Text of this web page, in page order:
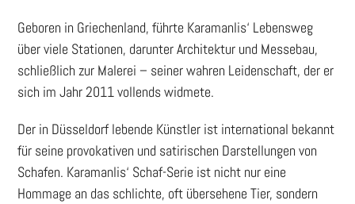
Geboren in Griechenland, führte Karamanlis‘ Lebensweg
über viele Stationen, darunter Architektur und Messebau,
schließlich zur Malerei – seiner wahren Leidenschaft, der er
sich im Jahr 2011 vollends widmete.
Der in Düsseldorf lebende Künstler ist international bekannt
für seine provokativen und satirischen Darstellungen von
Schafen. Karamanlis‘ Schaf-Serie ist nicht nur eine
Hommage an das schlichte, oft übersehene Tier, sondern